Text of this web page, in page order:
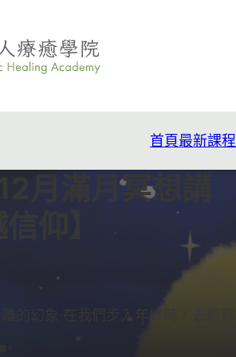
首頁最新課程
月滿月冥想講
仰】